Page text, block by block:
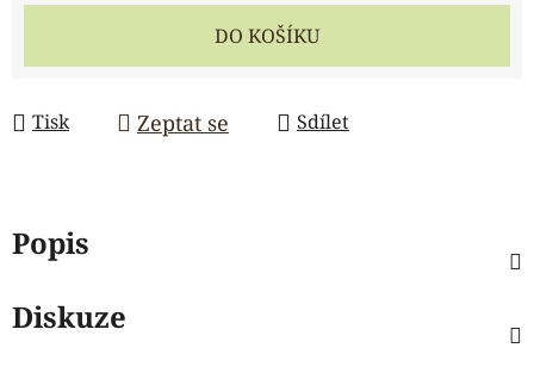
DO KOŠÍKU
Tisk Zeptat se Sdílet
Popis
Diskuze